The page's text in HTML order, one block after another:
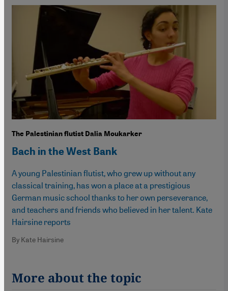
The Palestinian flutist Dalia Moukarker
Bach in the West Bank
A young Palestinian flutist, who grew up without any
classical training, has won a place at a prestigious
German music school thanks to her own perseverance,
and teachers and friends who believed in her talent. Kate
Hairsine reports
By Kate Hairsine
More about the topic